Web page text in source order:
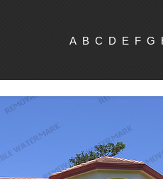
A B C D E F G